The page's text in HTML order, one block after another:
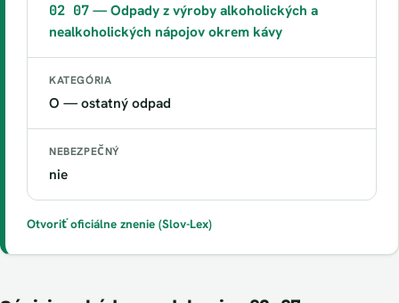
02 07— Odpady z výroby alkoholických a
nealkoholických nápojov okrem kávy
KATEGÓRIA
O — ostatný odpad
NEBEZPEČNÝ
nie
Otvoriť oficiálne znenie (Slov-Lex)